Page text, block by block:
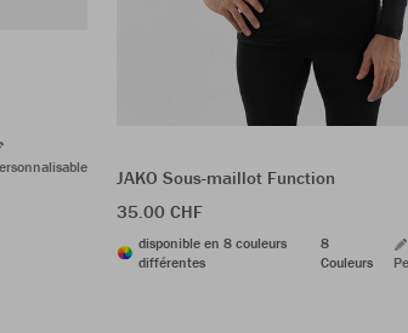
JAKO Sous-maillot Function
35.00 CHF
disponible en 8 couleurs
différentes
8
Couleurs